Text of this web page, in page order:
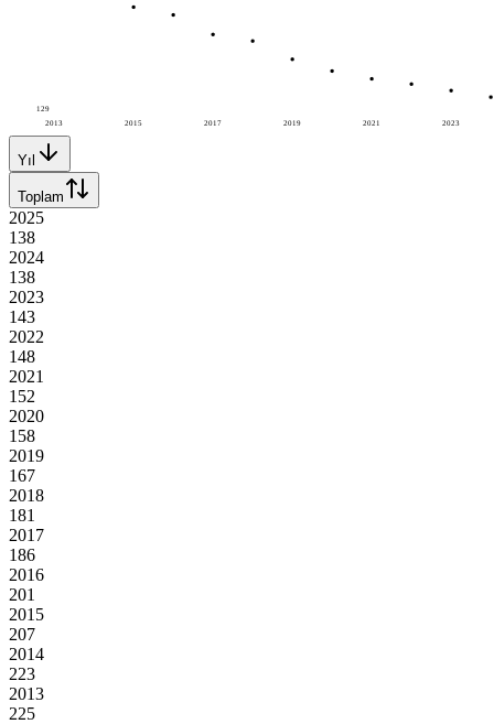
2013 2015 2017 2019 2021 2023
129
Yıl
Toplam
2025
138
2024
138
2023
143
2022
148
2021
152
2020
158
2019
167
2018
181
2017
186
2016
201
2015
207
2014
223
2013
225